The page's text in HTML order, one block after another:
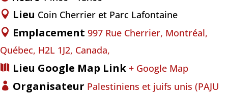
Lieu Coin Cherrier et Parc Lafontaine
Emplacement 997 Rue Cherrier, Montréal,
Québec, H2L 1J2, Canada,
Lieu Google Map Link + Google Map
Organisateur Palestiniens et juifs unis (PAJU